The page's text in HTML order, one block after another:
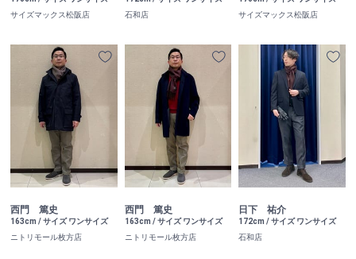
サイズマックス松阪店
石和店
サイズマックス松阪店
西門 篤史
163cm / サイズ ワンサイズ
ニトリモール枚方店
西門 篤史
163cm / サイズ ワンサイズ
ニトリモール枚方店
日下 祐介
172cm / サイズ ワンサイズ
石和店